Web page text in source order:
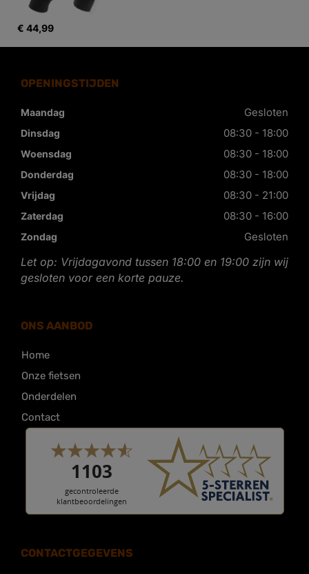
€ 44,99
OPENINGSTIJDEN
Maandag Gesloten
Dinsdag 08:30 - 18:00
Woensdag 08:30 - 18:00
Donderdag 08:30 - 18:00
Vrijdag 08:30 - 21:00
Zaterdag 08:30 - 16:00
Zondag Gesloten
Let op: Vrijdagavond tussen 18:00 en 19:00 zijn wij
gesloten voor een korte pauze.
ONS AANBOD
Home
Onze fietsen
Onderdelen
Contact
CONTACTGEGEVENS